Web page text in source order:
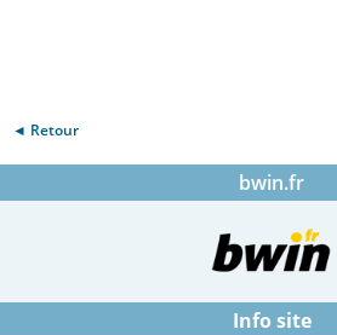
◄ Retour
bwin.fr
Info site